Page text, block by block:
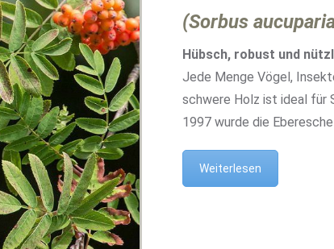
(Sorbus
Hübsch, robust und
Jede Menge Vögel,
schwere Holz ist ideal für
1997 wurde die
Weiterlesen